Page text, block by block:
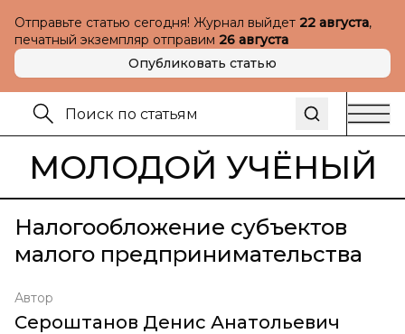
Отправьте статью сегодня! Журнал выйдет 22 августа,
печатный экземпляр отправим 26 августа
Опубликовать статью
МОЛОДОЙ УЧЁНЫЙ
Налогообложение субъектов
малого предпринимательства
Автор
Сероштанов Денис Анатольевич